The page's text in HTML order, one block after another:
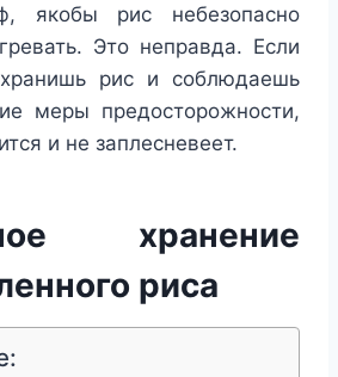
якобы рис небезопасно
Это неправда. Если
рис и соблюдаешь
меры предосторожности,
и не заплесневеет.
хранение
риса